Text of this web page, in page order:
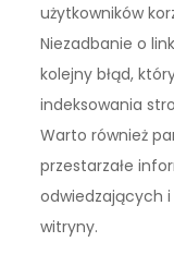
użytkowników
Niezadbanie o
kolejny błąd,
indeksowania
Warto również
przestarzałe
odwiedzających
witryny.